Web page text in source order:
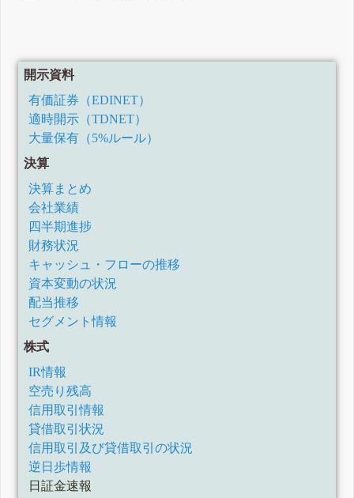
開示資料
有価証券（EDINET）
適時開示（TDNET）
大量保有（5%ルール）
決算
決算まとめ
会社業績
四半期進捗
財務状況
キャッシュ・フローの推移
資本変動の状況
配当推移
セグメント情報
株式
IR情報
空売り残高
信用取引情報
貸借取引状況
信用取引及び貸借取引の状況
逆日歩情報
日証金速報